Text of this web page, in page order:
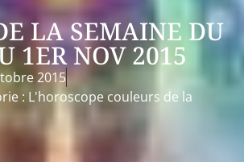
LA SEMAINE DU
1ER NOV 2015
2015
: L'horoscope couleurs de la